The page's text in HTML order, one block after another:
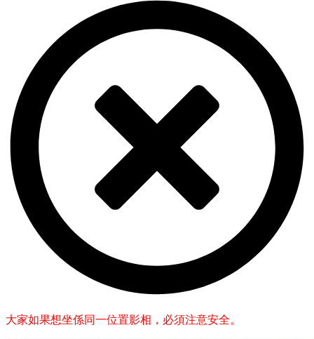
大家如果想坐係同一位置影相，必須注意安全。